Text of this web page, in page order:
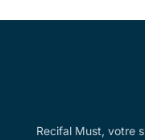
Recifal Must, votre